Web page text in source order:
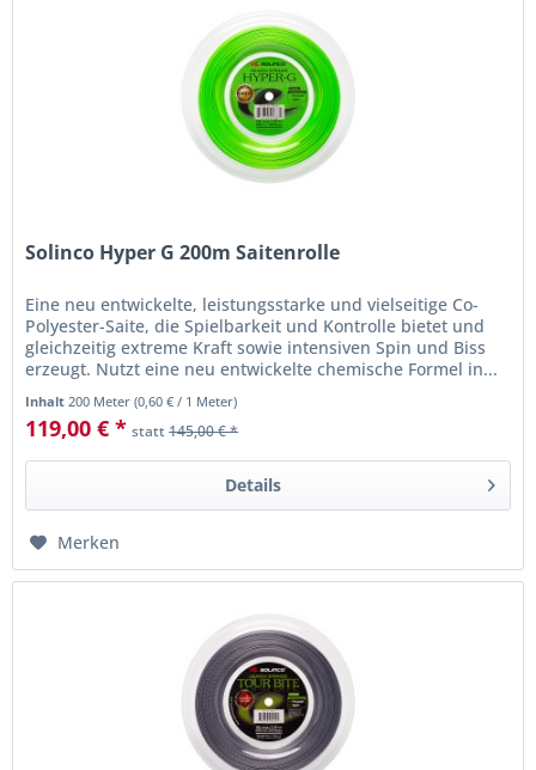
Solinco Hyper G 200m Saitenrolle
Eine neu entwickelte, leistungsstarke und vielseitige Co-
Polyester-Saite, die Spielbarkeit und Kontrolle bietet und
gleichzeitig extreme Kraft sowie intensiven Spin und Biss
erzeugt. Nutzt eine neu entwickelte chemische Formel in...
Inhalt200 Meter(0,60 € / 1 Meter)
119,00 € * statt145,00 € *
Details
Merken